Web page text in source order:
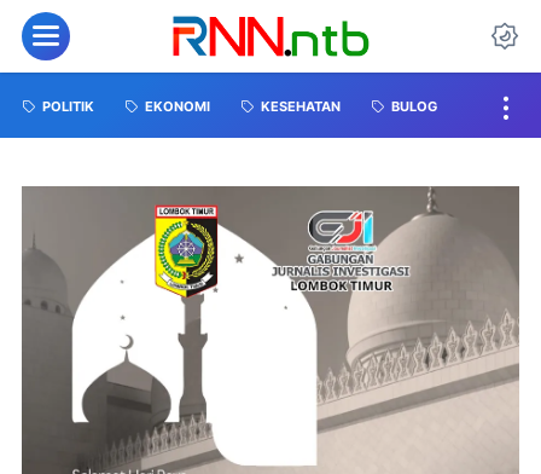
POLITIK EKONOMI KESEHATAN BULOG